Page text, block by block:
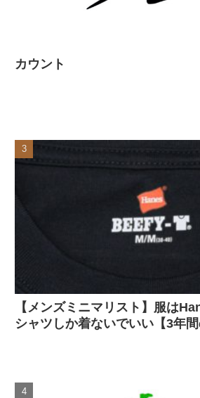
カウント
【メンズミニマリスト】服は
シャツしか着ないでいい【3年間